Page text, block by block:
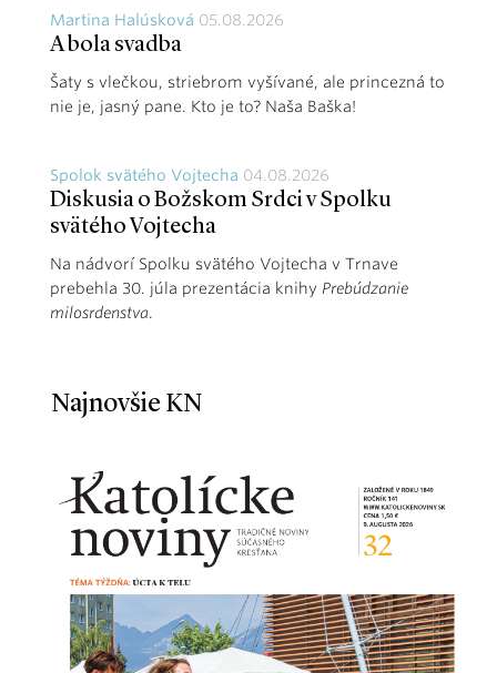
Martina Halúsková 05.08.2026
A bola svadba
Šaty s vlečkou, striebrom vyšívané, ale princezná to
nie je, jasný pane. Kto je to? Naša Baška!
Spolok svätého Vojtecha 04.08.2026
Diskusia o Božskom Srdci v Spolku
svätého Vojtecha
Na nádvorí Spolku svätého Vojtecha v Trnave
prebehla 30. júla prezentácia knihy Prebúdzanie
milosrdenstva.
Najnovšie KN